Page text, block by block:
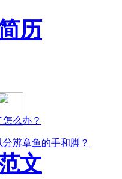
历
文
么办？
辨章鱼的手和脚？